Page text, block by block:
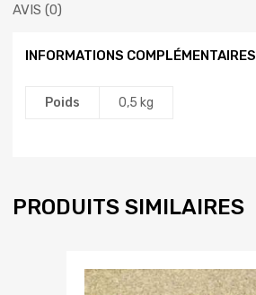
AVIS (0)
INFORMATIONS COMPLÉMENTAIRES
Poids 0,5 kg
PRODUITS SIMILAIRES